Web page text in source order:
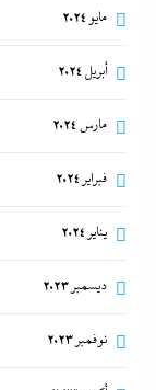
مايو 2024
أبريل 2024
مارس 2024
فبراير 2024
يناير 2024
ديسمبر 2023
نوفمبر 2023